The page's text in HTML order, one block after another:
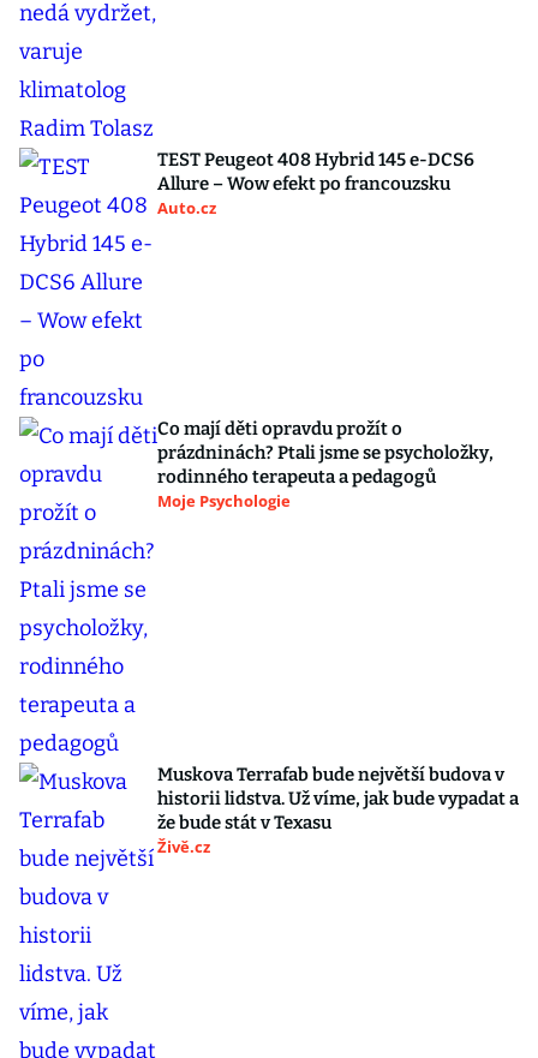
TEST Peugeot 408 Hybrid 145 e-DCS6
Allure – Wow efekt po francouzsku
Auto.cz
Co mají děti opravdu prožít o
prázdninách? Ptali jsme se psycholožky,
rodinného terapeuta a pedagogů
Moje Psychologie
Muskova Terrafab bude největší budova v
historii lidstva. Už víme, jak bude vypadat a
že bude stát v Texasu
Živě.cz